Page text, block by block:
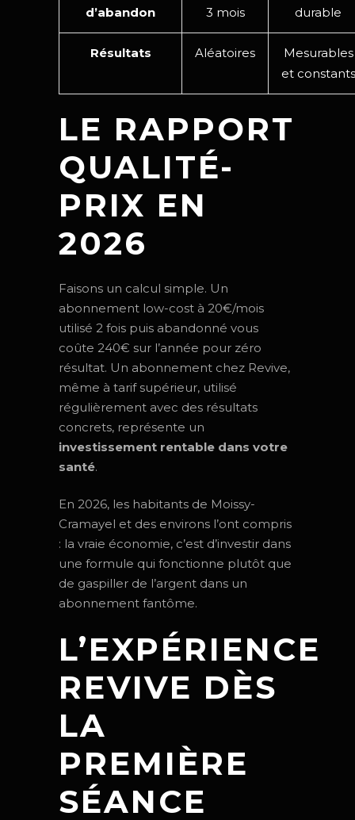
d’abandon
3 mois
durable
Résultats Aléatoires
Mesurables
et constants
LE RAPPORT
QUALITÉ-
PRIX EN
2026
Faisons un calcul simple. Un
abonnement low-cost à 20€/mois
utilisé 2 fois puis abandonné vous
coûte 240€ sur l’année pour zéro
résultat. Un abonnement chez Revive,
même à tarif supérieur, utilisé
régulièrement avec des résultats
concrets, représente un
investissement rentable dans votre
santé.
En 2026, les habitants de Moissy-
Cramayel et des environs l’ont compris
: la vraie économie, c’est d’investir dans
une formule qui fonctionne plutôt que
de gaspiller de l’argent dans un
abonnement fantôme.
L’EXPÉRIENCE
REVIVE DÈS
LA
PREMIÈRE
SÉANCE